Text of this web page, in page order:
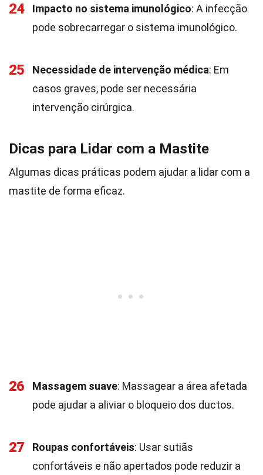
24 Impacto no sistema imunológico: A infecção
pode sobrecarregar o sistema imunológico.
25 Necessidade de intervenção médica: Em
casos graves, pode ser necessária
intervenção cirúrgica.
Dicas para Lidar com a Mastite
Algumas dicas práticas podem ajudar a lidar com a
mastite de forma eficaz.
26 Massagem suave: Massagear a área afetada
pode ajudar a aliviar o bloqueio dos ductos.
27 Roupas confortáveis: Usar sutiãs
confortáveis e não apertados pode reduzir a